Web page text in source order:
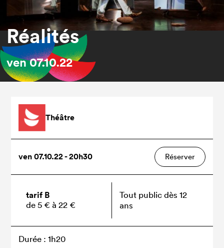
Réalités
ven07.10.22
Théâtre
ven 07.10.22 - 20h30 Réserver
tarif B
de 5 € à 22 €
Tout public dès 12
ans
Durée : 1h20